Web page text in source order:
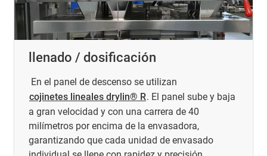
llenado / dosificación
En el panel de descenso se utilizan
cojinetes lineales drylin® R. El panel sube y baja
a gran velocidad y con una carrera de 40
milímetros por encima de la envasadora,
garantizando que cada unidad de envasado